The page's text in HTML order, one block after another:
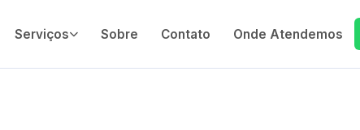
Serviços Sobre Contato Onde Atendemos